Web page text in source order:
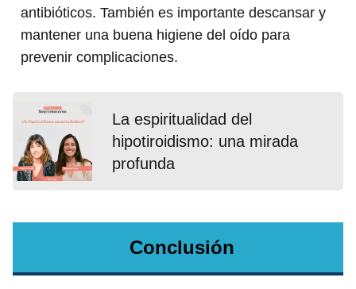
antibióticos. También es importante descansar y
mantener una buena higiene del oído para
prevenir complicaciones.
La espiritualidad del
hipotiroidismo: una mirada
profunda
Conclusión